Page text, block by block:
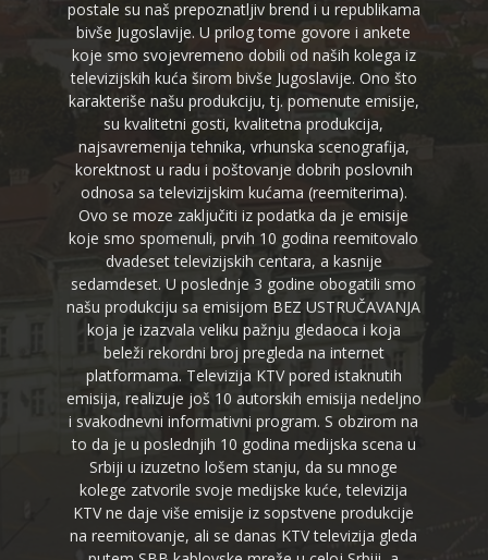
postale su naš prepoznatljiv brend i u republikama
bivše Jugoslavije. U prilog tome govore i ankete
koje smo svojevremeno dobili od naših kolega iz
televizijskih kuća širom bivše Jugoslavije. Ono što
karakteriše našu produkciju, tj. pomenute emisije,
su kvalitetni gosti, kvalitetna produkcija,
najsavremenija tehnika, vrhunska scenografija,
korektnost u radu i poštovanje dobrih poslovnih
odnosa sa televizijskim kućama (reemiterima).
Ovo se moze zaključiti iz podatka da je emisije
koje smo spomenuli, prvih 10 godina reemitovalo
dvadeset televizijskih centara, a kasnije
sedamdeset. U poslednje 3 godine obogatili smo
našu produkciju sa emisijom BEZ USTRUČAVANJA
koja je izazvala veliku pažnju gledaoca i koja
beleži rekordni broj pregleda na internet
platformama. Televizija KTV pored istaknutih
emisija, realizuje još 10 autorskih emisija nedeljno
i svakodnevni informativni program. S obzirom na
to da je u poslednjih 10 godina medijska scena u
Srbiji u izuzetno lošem stanju, da su mnoge
kolege zatvorile svoje medijske kuće, televizija
KTV ne daje više emisije iz sopstvene produkcije
na reemitovanje, ali se danas KTV televizija gleda